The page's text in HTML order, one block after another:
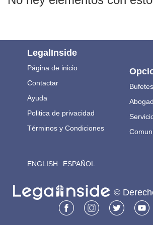
LegalInside
Página de inicio
Contactar
Ayuda
Politica de privacidad
Términos y Condiciones
ENGLISH ESPAÑOL
Bufetes
©